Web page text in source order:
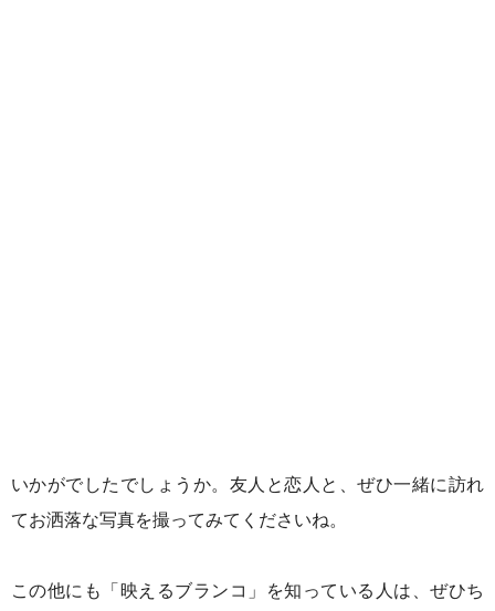
いかがでしたでしょうか。友人と恋人と、ぜひ一緒に訪れ
てお洒落な写真を撮ってみてくださいね。
この他にも「映えるブランコ」を知っている人は、ぜひち